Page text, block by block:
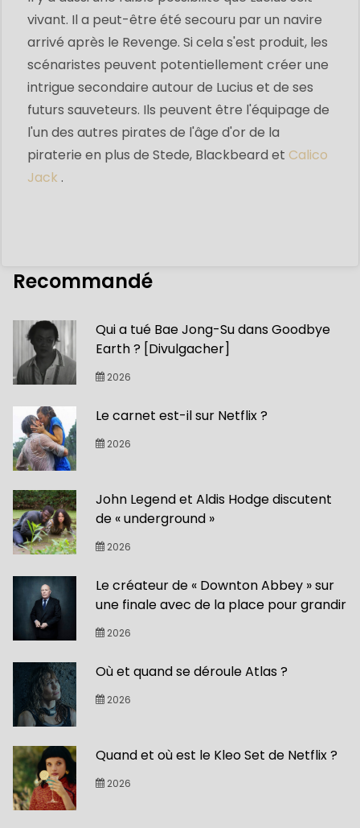
vivant. Il a peut-être été secouru par un navire
arrivé après le Revenge. Si cela s'est produit, les
scénaristes peuvent potentiellement créer une
intrigue secondaire autour de Lucius et de ses
futurs sauveteurs. Ils peuvent être l'équipage de
l'un des autres pirates de l'âge d'or de la
piraterie en plus de Stede, Blackbeard et Calico
Jack .
Recommandé
Qui a tué Bae Jong-Su dans Goodbye
Earth ? [Divulgacher]
2026
Le carnet est-il sur Netflix ?
2026
John Legend et Aldis Hodge discutent
de « underground »
2026
Le créateur de « Downton Abbey » sur
une finale avec de la place pour grandir
2026
Où et quand se déroule Atlas ?
2026
Quand et où est le Kleo Set de Netflix ?
2026